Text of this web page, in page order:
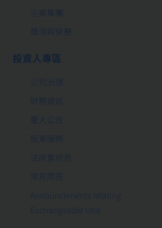
企業集團
獎項與榮譽
投資人專區
公司治理
財務資訊
重大公告
股東服務
法說會訊息
常見問答
Announcements relating
Exchangeable Unit